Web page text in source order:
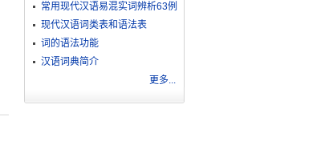
常用现代汉语易混实词辨析63例
现代汉语词类表和语法表
词的语法功能
汉语词典简介
更多...